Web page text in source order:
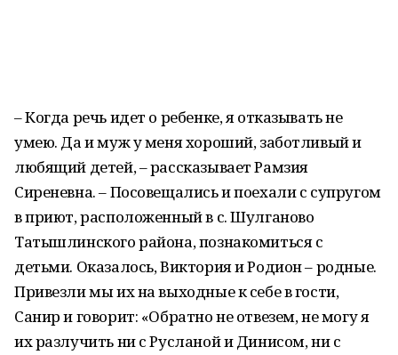
– Когда речь идет о ребенке, я отказывать не
умею. Да и муж у меня хороший, заботливый и
любящий детей, – рассказывает Рамзия
Сиреневна. – Посовещались и поехали с супругом
в приют, расположенный в с. Шулганово
Татышлинского района, познакомиться с
детьми. Оказалось, Виктория и Родион – родные.
Привезли мы их на выходные к себе в гости,
Санир и говорит: «Обратно не отвезем, не могу я
их разлучить ни с Русланой и Динисом, ни с